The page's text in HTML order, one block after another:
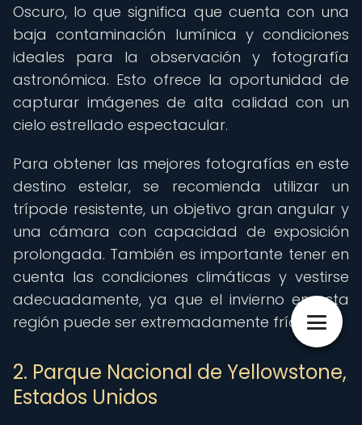
Oscuro, lo que significa que cuenta con una
baja contaminación lumínica y condiciones
ideales para la observación y fotografía
astronómica. Esto ofrece la oportunidad de
capturar imágenes de alta calidad con un
cielo estrellado espectacular.
Para obtener las mejores fotografías en este
destino estelar, se recomienda utilizar un
trípode resistente, un objetivo gran angular y
una cámara con capacidad de exposición
prolongada. También es importante tener en
cuenta las condiciones climáticas y vestirse
adecuadamente, ya que el invierno en esta
región puede ser extremadamente frío.
2. Parque Nacional de Yellowstone,
Estados Unidos